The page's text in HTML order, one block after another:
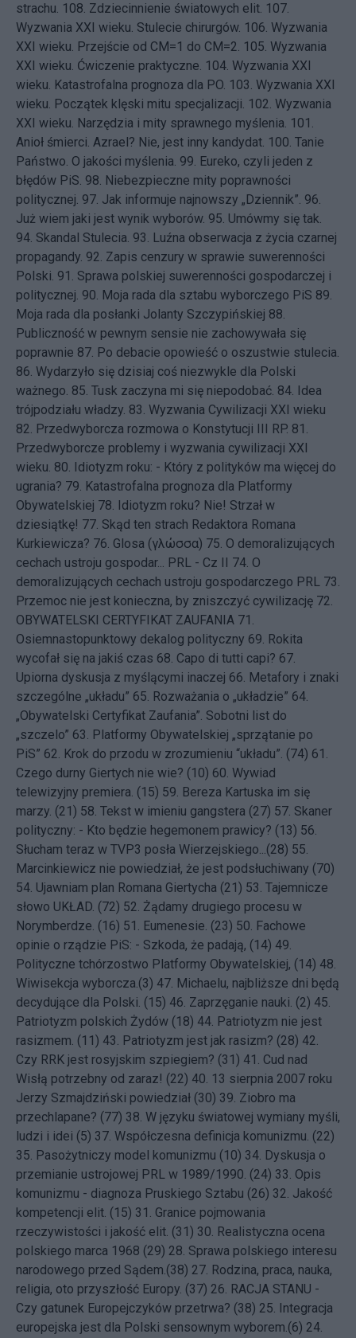
strachu. 108. Zdziecinnienie światowych elit. 107.
Wyzwania XXI wieku. Stulecie chirurgów. 106. Wyzwania
XXI wieku. Przejście od CM=1 do CM=2. 105. Wyzwania
XXI wieku. Ćwiczenie praktyczne. 104. Wyzwania XXI
wieku. Katastrofalna prognoza dla PO. 103. Wyzwania XXI
wieku. Początek klęski mitu specjalizacji. 102. Wyzwania
XXI wieku. Narzędzia i mity sprawnego myślenia. 101.
Anioł śmierci. Azrael? Nie, jest inny kandydat. 100. Tanie
Państwo. O jakości myślenia. 99. Eureko, czyli jeden z
błędów PiS. 98. Niebezpieczne mity poprawności
politycznej. 97. Jak informuje najnowszy „Dziennik”. 96.
Już wiem jaki jest wynik wyborów. 95. Umówmy się tak.
94. Skandal Stulecia. 93. Luźna obserwacja z życia czarnej
propagandy. 92. Zapis cenzury w sprawie suwerenności
Polski. 91. Sprawa polskiej suwerenności gospodarczej i
politycznej. 90. Moja rada dla sztabu wyborczego PiS 89.
Moja rada dla posłanki Jolanty Szczypińskiej 88.
Publiczność w pewnym sensie nie zachowywała się
poprawnie 87. Po debacie opowieść o oszustwie stulecia.
86. Wydarzyło się dzisiaj coś niezwykle dla Polski
ważnego. 85. Tusk zaczyna mi się niepodobać. 84. Idea
trójpodziału władzy. 83. Wyzwania Cywilizacji XXI wieku
82. Przedwyborcza rozmowa o Konstytucji III RP. 81.
Przedwyborcze problemy i wyzwania cywilizacji XXI
wieku. 80. Idiotyzm roku: - Który z polityków ma więcej do
ugrania? 79. Katastrofalna prognoza dla Platformy
Obywatelskiej 78. Idiotyzm roku? Nie! Strzał w
dziesiątkę! 77. Skąd ten strach Redaktora Romana
Kurkiewicza? 76. Glosa (γλώσσα) 75. O demoralizujących
cechach ustroju gospodar... PRL - Cz II 74. O
demoralizujących cechach ustroju gospodarczego PRL 73.
Przemoc nie jest konieczna, by zniszczyć cywilizację 72.
OBYWATELSKI CERTYFIKAT ZAUFANIA 71.
Osiemnastopunktowy dekalog polityczny 69. Rokita
wycofał się na jakiś czas 68. Capo di tutti capi? 67.
Upiorna dyskusja z myślącymi inaczej 66. Metafory i znaki
szczególne „układu” 65. Rozważania o „układzie” 64.
„Obywatelski Certyfikat Zaufania”. Sobotni list do
„szczelo” 63. Platformy Obywatelskiej „sprzątanie po
PiS” 62. Krok do przodu w zrozumieniu “układu”. (74) 61.
Czego durny Giertych nie wie? (10) 60. Wywiad
telewizyjny premiera. (15) 59. Bereza Kartuska im się
marzy. (21) 58. Tekst w imieniu gangstera (27) 57. Skaner
polityczny: - Kto będzie hegemonem prawicy? (13) 56.
Słucham teraz w TVP3 posła Wierzejskiego...(28) 55.
Marcinkiewicz nie powiedział, że jest podsłuchiwany (70)
54. Ujawniam plan Romana Giertycha (21) 53. Tajemnicze
słowo UKŁAD. (72) 52. Żądamy drugiego procesu w
Norymberdze. (16) 51. Eumenesie. (23) 50. Fachowe
opinie o rządzie PiS: - Szkoda, że padają, (14) 49.
Polityczne tchórzostwo Platformy Obywatelskiej, (14) 48.
Wiwisekcja wyborcza.(3) 47. Michaelu, najbliższe dni będą
decydujące dla Polski. (15) 46. Zaprzęganie nauki. (2) 45.
Patriotyzm polskich Żydów (18) 44. Patriotyzm nie jest
rasizmem. (11) 43. Patriotyzm jest jak rasizm? (28) 42.
Czy RRK jest rosyjskim szpiegiem? (31) 41. Cud nad
Wisłą potrzebny od zaraz! (22) 40. 13 sierpnia 2007 roku
Jerzy Szmajdziński powiedział (30) 39. Ziobro ma
przechlapane? (77) 38. W języku światowej wymiany myśli,
ludzi i idei (5) 37. Współczesna definicja komunizmu. (22)
35. Pasożytniczy model komunizmu (10) 34. Dyskusja o
przemianie ustrojowej PRL w 1989/1990. (24) 33. Opis
komunizmu - diagnoza Pruskiego Sztabu (26) 32. Jakość
kompetencji elit. (15) 31. Granice pojmowania
rzeczywistości i jakość elit. (31) 30. Realistyczna ocena
polskiego marca 1968 (29) 28. Sprawa polskiego interesu
narodowego przed Sądem.(38) 27. Rodzina, praca, nauka,
religia, oto przyszłość Europy. (37) 26. RACJA STANU -
Czy gatunek Europejczyków przetrwa? (38) 25. Integracja
europejska jest dla Polski sensownym wyborem.(6) 24.